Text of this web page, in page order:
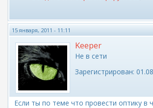
15 января, 2011 - 11:11
Keeper
Не в сети
Зарегистрирован:
Если ты по теме что провести оптику в